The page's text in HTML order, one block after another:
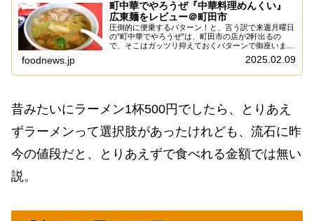
町中華でやろうぜ『中華料理めんくい』
広東麺をレビュー＠町田市
圧倒的に便乗するパターン！と、言う訳で来週月曜日
の”町中華でやろうぜ”は、町田市の店が2軒出るの
で、そこはガッツリ抑えておくパターンで御座いま
す。まあ、こういうのはテレビ番組に便乗するのが、
一番楽チンですからね～ん～……やはり芸能人が来る
foodnews.jp 2025.02.09
昔みたいにラーメン1杯500円でしたら、とりあえ
ずラーメンって選択肢があったけれども、流石に昨
今の値段だと、とりあえずで食べれる金額では無い
説。